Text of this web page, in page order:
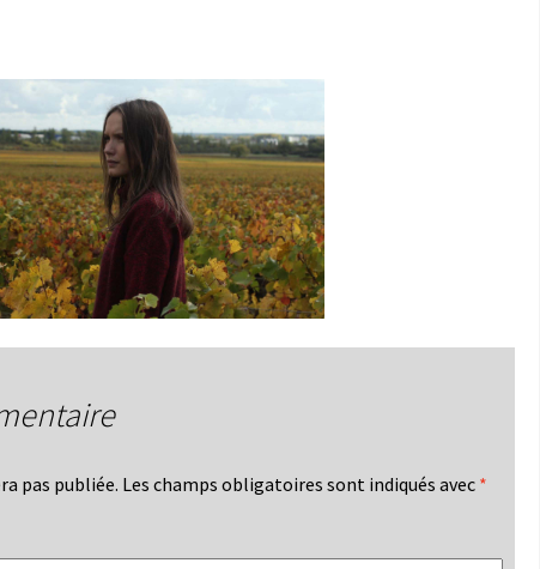
pas publiée. Les champs obligatoires sont indiqués avec *